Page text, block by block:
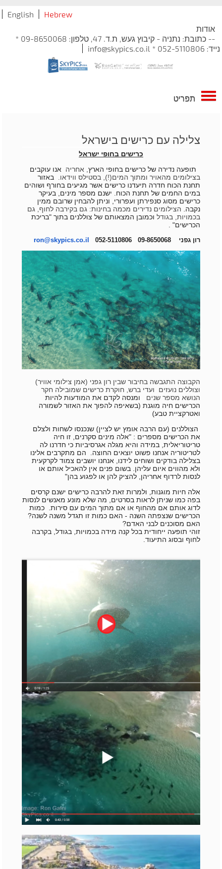
Hebrew
English
אודות
-- כתובת: נתניה - קיבוץ געש, ת.ד. 47, טלפון: 09-8650068 *
נייד: 052-5110806 * info@skypics.co.il
תפריט
צלילה עם כרישים בישראל
כרישים בחופי ישראל
תופעה נדירה של כרישים בחופי הארץ ​, אחריה
אנו עוקבים
בצילומים מהאויר ומתוך המים(!), בסטילס ווידאו.
באזור
תחנת הכוח חדרה תיעדנו כרישים אשר מגיעים בחורף ושוהים
במים החמים של תחנת הכוח. ישנם מספר מינים, בעיקר
כרישים מסוג סנפירתן ועפרורי, וניתן להבחין שרובם ממין
נקבה. ​הצילומים נדירים מכמה בחינות: גם בקירבה לחוף, גם
בכמויות, בגודל וכמובן המצאותם של צוללנים בתוך "בריכת
הכרישים" .
רון גפני 09-8650068 052-5110806 ron@skypics.co.il
הקבוצה התגבשה בחיבור שבין רון גפני (אמן צילומי אוויר)
וצוללים נועזים ועדי ברש, חוקרת כרישים שמובילה חקר
הנושא מספר שנים
ומנסה לקדם את המודעות להיות
הכרישים חיה מוגנת (בשאיפה להפוך את האזור לשמורה
ואטרקציית טבע)
הצוללנים (עם הרבה אומץ יש לציין) שנכנסו לשחות ולצלם
את הכרישים מספרים :"אלה מינים סקרנים, זו חיה
טריטוריאלית, במידה והיא מגלה אגרסיביות כי חדרנו לה
לטריטוריה אנחנו פשוט יוצאים החוצה.
הם מתקרבים אלינו
בצלילה בודקים ושוחים לידנו, אנחנו יושבים צמוד לקרקעית
ולא מהווים איום עליהן.בשום פנים אין להאכיל אותם או
לנסות לרדוף אחריהן, להציק להן או לפגוע בהן"
אלה חיות מוגנות, ולמרות זאת להרבה כרישים ישנם קרסים
בפה כמו שניתן לראות בסרטים, מה שלא מונע מאנשים לנסות
לדוג אותם אם מהחוף או אם מתוך המים עם סירות. כמות
הכרישים שנצפתה השנה - האם כמות זו תגדל משנה לשנה?
האם מסוכנים לבני האדם?
זוהי תופעה ייחודית בכל קנה מידה בכמויות, בגודל, בקרבה
לחוף ובסוג התיעוד.